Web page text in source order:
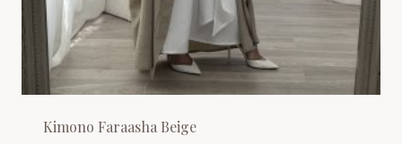
Kimono Faraasha Beige